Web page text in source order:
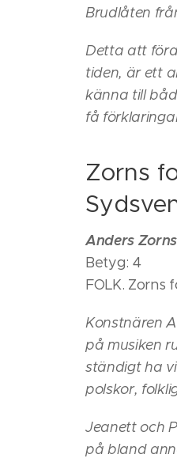
Brudlåten
Detta att
tiden, är ett
känna till
få
Zorns
Anders
Betyg: 4
FOLK. Zorns
Konstnären
på musiken
ständigt ha
polskor,
Jeanett och
på bland